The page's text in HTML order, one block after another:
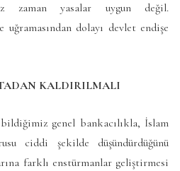
zaman yasalar uygun değil.
dolayı devlet endişe
KALDIRILMALI
genel bankacılıkla, İslam
ciddi şekilde düşündürdüğünü
farklı enstürmanlar geliştirmesi